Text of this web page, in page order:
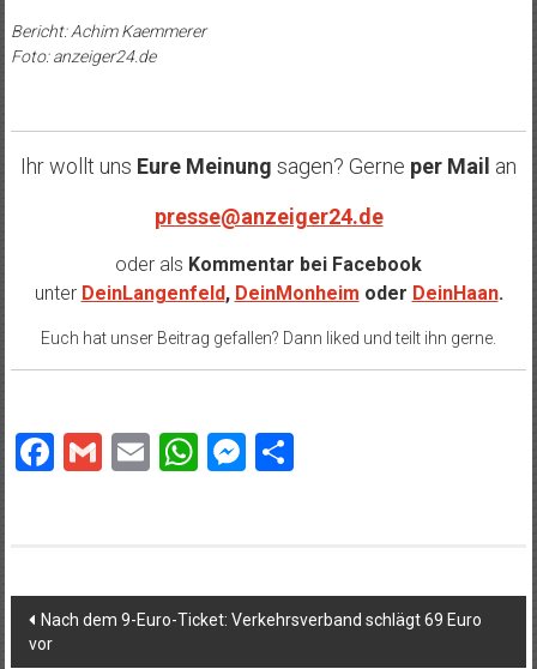
Bericht: Achim Kaemmerer
Foto: anzeiger24.de
Ihr wollt uns Eure Meinung sagen? Gerne per Mail an
presse@anzeiger24.de
oder als Kommentar bei Facebook
unter DeinLangenfeld, DeinMonheim oder DeinHaan.
Euch hat unser Beitrag gefallen? Dann liked und teilt ihn gerne.
Facebook
Gmail
EmailWhatsApp
Messenger
Teilen
Beitragsnavigation
Nach dem 9-Euro-Ticket: Verkehrsverband schlägt 69 Euro
vor